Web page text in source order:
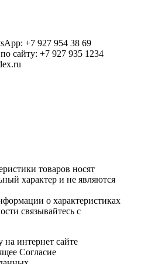
+7 927 954 38 69
сайту: +7 927 935 1234
товаров носят
характер и не являются
о характеристиках
связывайтесь с
на интернет сайте
Согласие